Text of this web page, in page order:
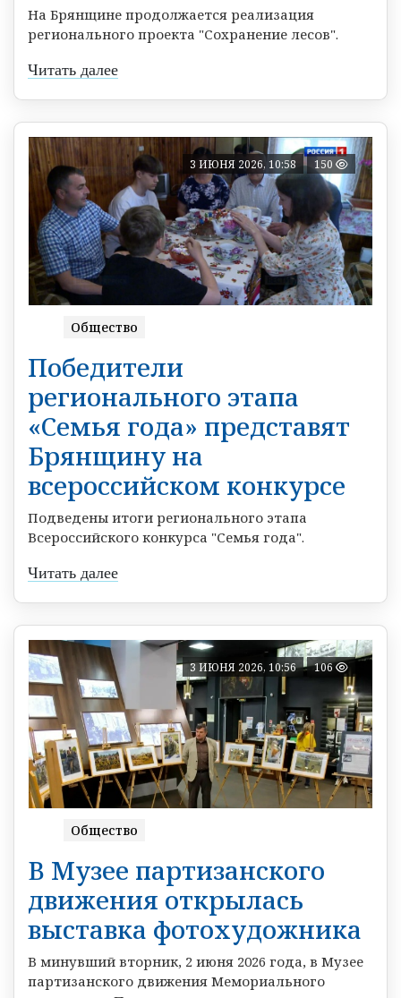
На Брянщине продолжается реализация
регионального проекта "Сохранение лесов".
Читать далее
3 ИЮНЯ 2026, 10:58 150
Общество
Победители
регионального этапа
«Семья года» представят
Брянщину на
всероссийском конкурсе
Подведены итоги регионального этапа
Всероссийского конкурса "Семья года".
Читать далее
3 ИЮНЯ 2026, 10:56 106
Общество
В Музее партизанского
движения открылась
выставка фотохудожника
В минувший вторник, 2 июня 2026 года, в Музее
партизанского движения Мемориального